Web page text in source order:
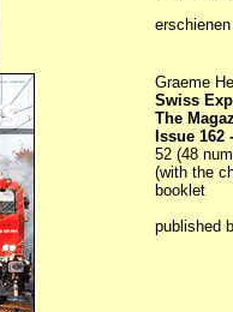
Graeme
Swiss
The
Issue 162
52 (48
(with the
booklet
published